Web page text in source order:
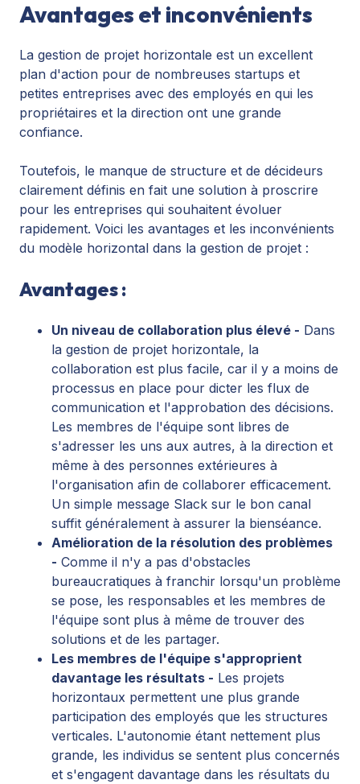
Avantages et inconvénients
La gestion de projet horizontale est un excellent
plan d'action pour de nombreuses startups et
petites entreprises avec des employés en qui les
propriétaires et la direction ont une grande
confiance.
Toutefois, le manque de structure et de décideurs
clairement définis en fait une solution à proscrire
pour les entreprises qui souhaitent évoluer
rapidement. Voici les avantages et les inconvénients
du modèle horizontal dans la gestion de projet :
Avantages :
Un niveau de collaboration plus élevé - Dans
la gestion de projet horizontale, la
collaboration est plus facile, car il y a moins de
processus en place pour dicter les flux de
communication et l'approbation des décisions.
Les membres de l'équipe sont libres de
s'adresser les uns aux autres, à la direction et
même à des personnes extérieures à
l'organisation afin de collaborer efficacement.
Un simple message Slack sur le bon canal
suffit généralement à assurer la bienséance.
Amélioration de la résolution des problèmes
- Comme il n'y a pas d'obstacles
bureaucratiques à franchir lorsqu'un problème
se pose, les responsables et les membres de
l'équipe sont plus à même de trouver des
solutions et de les partager.
Les membres de l'équipe s'approprient
davantage les résultats - Les projets
horizontaux permettent une plus grande
participation des employés que les structures
verticales. L'autonomie étant nettement plus
grande, les individus se sentent plus concernés
et s'engagent davantage dans les résultats du